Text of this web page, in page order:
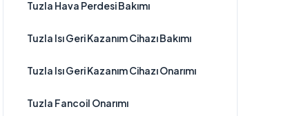
Tuzla Hava Perdesi Bakımı
Tuzla Isı Geri Kazanım Cihazı Bakımı
Tuzla Isı Geri Kazanım Cihazı Onarımı
Tuzla Fancoil Onarımı